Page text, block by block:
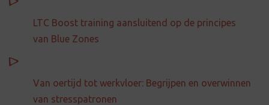
LTC Boost training aansluitend op de principes
van Blue Zones
Van oertijd tot werkvloer: Begrijpen en overwinnen
van stresspatronen